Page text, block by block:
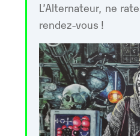
L’Alternateur, ne
rendez-vous !